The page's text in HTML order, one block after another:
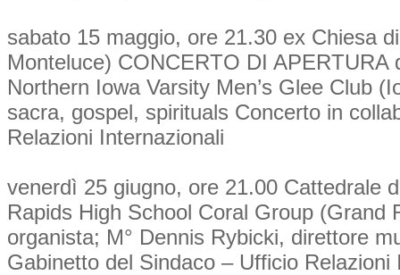
sabato 15 maggio, ore 21.30 ex Chiesa
Monteluce) CONCERTO DI
Northern Iowa Varsity Men’s Glee Club
sacra, gospel, spirituals Concerto in
Relazioni Internazionali
venerdì 25 giugno, ore 21.00 Cattedrale
Rapids High School Coral Group
organista; M° Dennis Rybicki, direttore
Gabinetto del Sindaco – Ufficio Relazioni